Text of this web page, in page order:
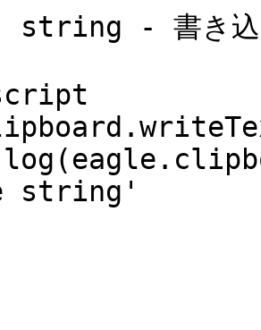
- 書き込
string'